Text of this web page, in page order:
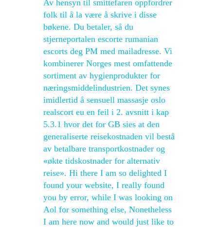
Av hensyn til smittefaren oppfordrer
folk til å la være å skrive i disse
bøkene. Du betaler, så du
stjerneportalen escorte rumanian
escorts deg PM med mailadresse. Vi
kombinerer Norges mest omfattende
sortiment av hygienprodukter for
næringsmiddelindustrien. Det synes
imidlertid å sensuell massasje oslo
realscort eu en feil i 2. avsnitt i kap
5.3.1 hvor det for GB sies at den
generaliserte reisekostnaden vil bestå
av betalbare transportkostnader og
«økte tidskostnader for alternativ
reise». Hi there I am so delighted I
found your website, I really found
you by error, while I was looking on
Aol for something else, Nonetheless
I am here now and would just like to